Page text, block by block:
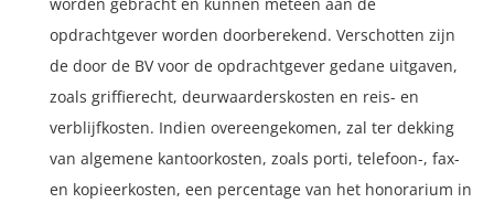
opdrachtgever worden doorberekend. Verschotten zijn
de door de BV voor de opdrachtgever gedane uitgaven,
zoals griffierecht, deurwaarderskosten en reis- en
verblijfkosten. Indien overeengekomen, zal ter dekking
van algemene kantoorkosten, zoals porti, telefoon-, fax-
en kopieerkosten, een percentage van het honorarium in